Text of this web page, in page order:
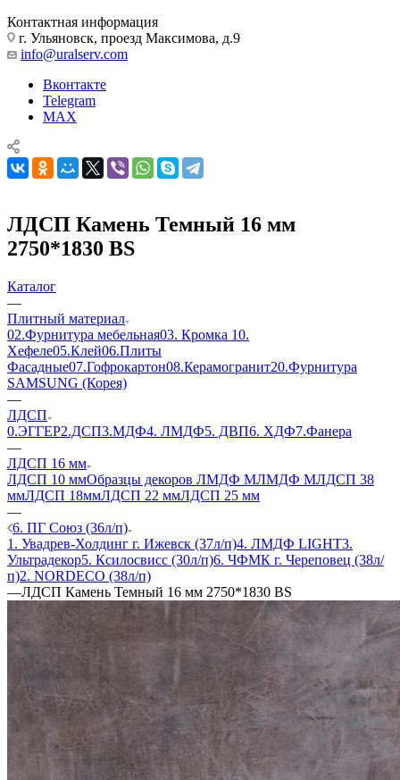
Контактная информация
г. Ульяновск, проезд Максимова, д.9
info@uralserv.com
Вконтакте
Telegram
MAX
ЛДСП Камень Темный 16 мм
2750*1830 BS
Каталог
—
Плитный материал
02.Фурнитура мебельная03. Кромка 10.
Хефеле05.Клей06.Плиты
Фасадные07.Гофрокартон08.Керамогранит20.Фурнитура
SAMSUNG (Корея)
—
ЛДСП
0.ЭГГЕР2.ДСП3.МДФ4. ЛМДФ5. ДВП6. ХДФ7.Фанера
—
ЛДСП 16 мм
ЛДСП 10 ммОбразцы декоров ЛМДФ МЛМДФ МЛДСП 38
ммЛДСП 18ммЛДСП 22 ммЛДСП 25 мм
—
6. ПГ Союз (36л/п)
1. Увадрев-Холдинг г. Ижевск (37л/п)4. ЛМДФ LIGHT3.
Ультрадекор5. Ксилосвисс (30л/п)6. ЧФМК г. Череповец (38л/
п)2. NORDECO (38л/п)
—ЛДСП Камень Темный 16 мм 2750*1830 BS